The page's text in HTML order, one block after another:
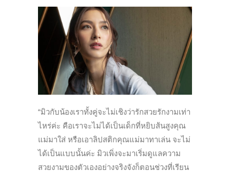
“มิวกับน้องเราทั้งคู่จะไม่เชิงว่ารักสวยรักงามเท่า
ไหร่ค่ะ คือเราจะไม่ได้เป็นเด็กที่หยิบส้นสูงคุณ
แม่มาใส่ หรือเอาลิปสติกคุณแม่มาทาเล่น จะไม่
ได้เป็นแบบนั้นค่ะ มิวเพิ่งจะมาเริ่มดูแลความ
สวยงามของตัวเองอย่างจริงจังก็ตอนช่วงที่เรียน